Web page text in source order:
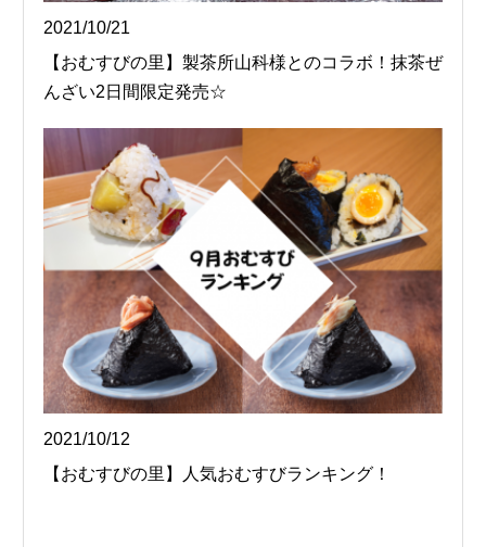
2021/10/21
【おむすびの里】製茶所山科様とのコラボ！抹茶ぜ
んざい2日間限定発売☆
2021/10/12
【おむすびの里】人気おむすびランキング！